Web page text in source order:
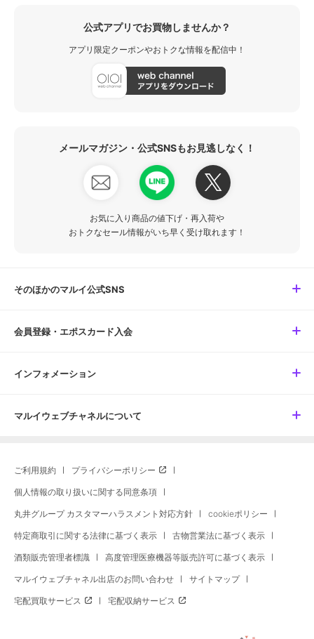
公式アプリでお買物しませんか？
アプリ限定クーポンやおトクな情報を配信中！
メールマガジン・公式SNSもお見逃しなく！
お気に入り商品の値下げ・再入荷や
おトクなセール情報がいち早く受け取れます！
そのほかのマルイ公式SNS
会員登録・エポスカード入会
インフォメーション
マルイウェブチャネルについて
ご利用規約 プライバシーポリシー
個人情報の取り扱いに関する同意条項
丸井グループ カスタマーハラスメント対応方針 cookieポリシー
特定商取引に関する法律に基づく表示 古物営業法に基づく表示
酒類販売管理者標識 高度管理医療機器等販売許可に基づく表示
マルイウェブチャネル出店のお問い合わせ サイトマップ
宅配買取サービス 宅配収納サービス